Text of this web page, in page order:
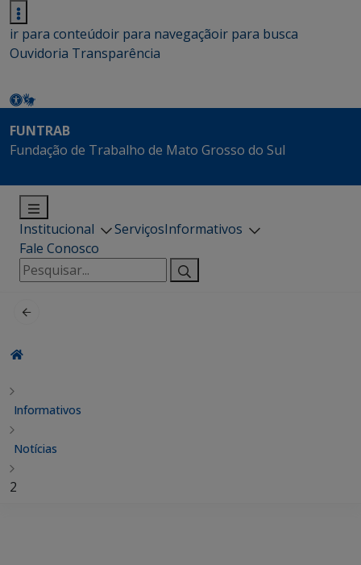
ir para conteúdoir para navegaçãoir para busca
Ouvidoria Transparência
FUNTRAB
Fundação de Trabalho de Mato Grosso do Sul
Institucional ServiçosInformativos
Fale Conosco
Pesquisar
por:
Informativos
Notícias
2